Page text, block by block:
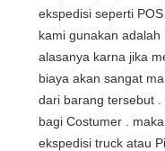
ekspedisi seperti
kami gunakan adalah
alasanya karna jika
biaya akan sangat
dari barang tersebut
bagi Costumer .
ekspedisi truck atau